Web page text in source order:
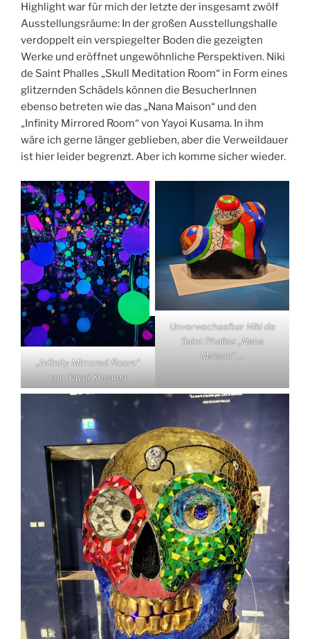
Highlight war für mich der letzte der insgesamt zwölf
Ausstellungsräume: In der großen Ausstellungshalle
verdoppelt ein verspiegelter Boden die gezeigten
Werke und eröffnet ungewöhnliche Perspektiven. Niki
de Saint Phalles „Skull Meditation Room“ in Form eines
glitzernden Schädels können die BesucherInnen
ebenso betreten wie das „Nana Maison“ und den
„Infinity Mirrored Room“ von Yayoi Kusama. In ihm
wäre ich gerne länger geblieben, aber die Verweildauer
ist hier leider begrenzt. Aber ich komme sicher wieder.
„Infinity Mirrored Room“
von Yayoi Kusama
Unverwechselbar Niki de
Saint Phalles „Nana
Maison“ …